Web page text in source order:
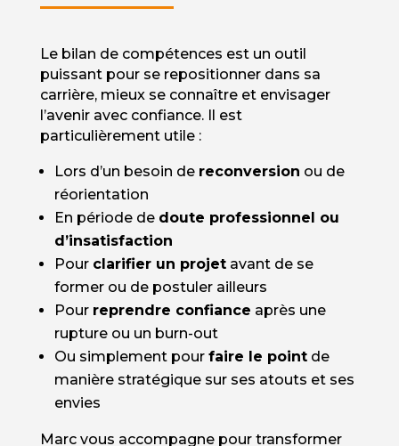
Le bilan de compétences est un outil
puissant pour se repositionner dans sa
carrière, mieux se connaître et envisager
l’avenir avec confiance. Il est
particulièrement utile :
Lors d’un besoin de reconversion ou de
réorientation
En période de doute professionnel ou
d’insatisfaction
Pour clarifier un projetavant de se
former ou de postuler ailleurs
Pour reprendre confiance après une
rupture ou un burn-out
Ou simplement pour faire le pointde
manière stratégique sur ses atouts et ses
envies
Marc vous accompagne pour transformer